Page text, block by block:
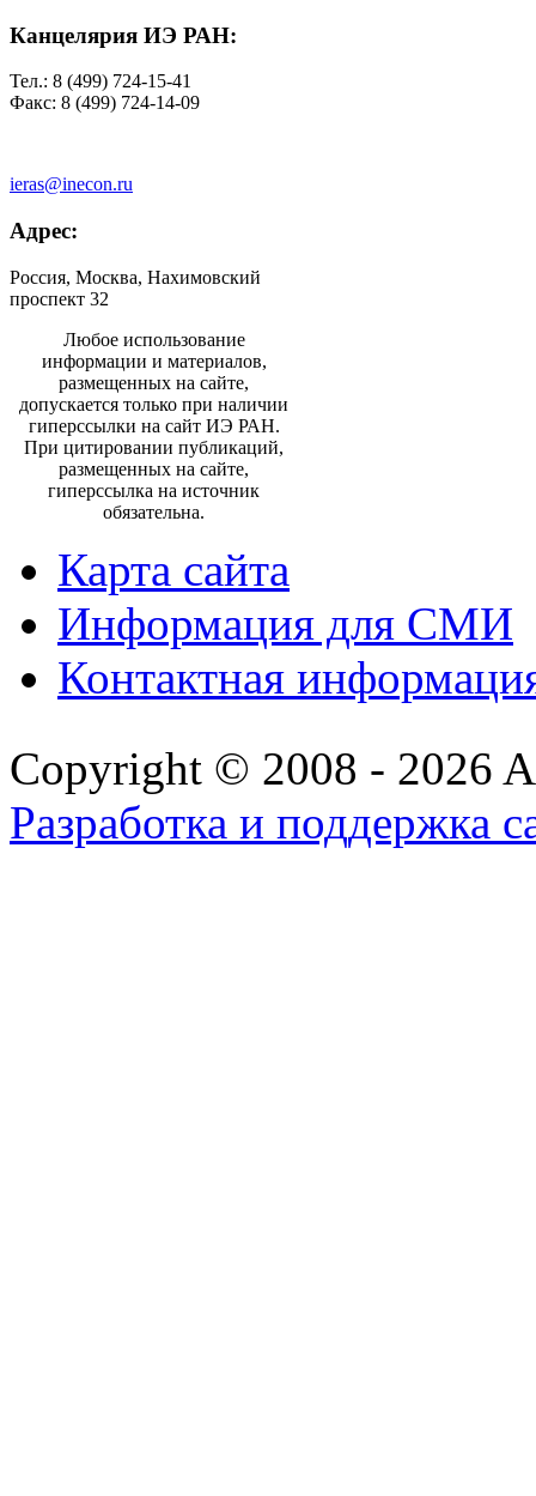
Канцелярия ИЭ РАН:
Тел.: 8 (499) 724-15-41
Факс: 8 (499) 724-14-09
ieras@inecon.ru
Адрес:
Россия, Москва, Нахимовский
проспект 32
Любое использование
информации и материалов,
размещенных на сайте,
допускается только при наличии
гиперссылки на сайт ИЭ РАН.
При цитировании публикаций,
размещенных на сайте,
гиперссылка на источник
обязательна.
Карта сайта
Информация для СМИ
Контактная
Copyright © 2008 - 2026
Разработка и поддержка